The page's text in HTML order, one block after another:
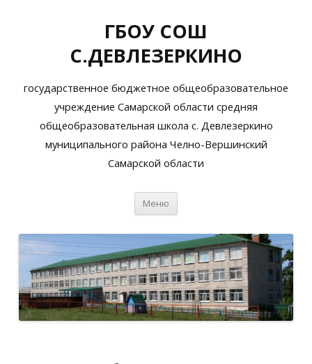
ГБОУ СОШ
С.ДЕВЛЕЗЕРКИНО
государственное бюджетное общеобразовательное
учреждение Самарской области средняя
общеобразовательная школа с. Девлезеркино
муниципального района Челно-Вершинский
Самарской области
Меню